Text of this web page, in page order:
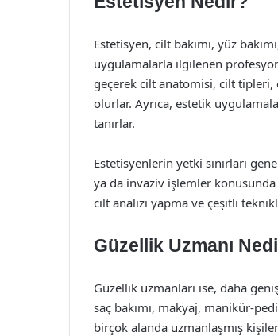
Estetisyen, cilt bakımı, yüz
uygulamalarla ilgilenen
geçerek cilt anatomisi, cilt tipleri,
olurlar. Ayrıca, estetik
tanırlar.
Estetisyenlerin yetki sınırları
ya da invaziv işlemler
cilt analizi yapma ve çeşitli
Güzellik Uzmanı
Güzellik uzmanları ise, daha
saç bakımı, makyaj, manikür-
birçok alanda uzmanlaşmış